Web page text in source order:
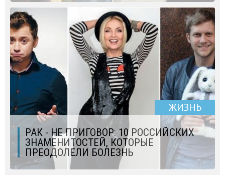
ЖИЗНЬ
РАК - НЕ ПРИГОВОР: 10 РОССИЙСКИХ
ЗНАМЕНИТОСТЕЙ, КОТОРЫЕ
ПРЕОДОЛЕЛИ БОЛЕЗНЬ